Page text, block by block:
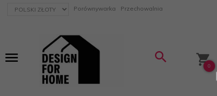
currency_h Porównywarka Przechowalnia
0